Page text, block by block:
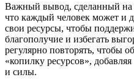
Важный вывод, сделанный на
что каждый человек может и
свои ресурсы, чтобы
благополучие и избегать
регулярно повторять, чтобы
«копилку ресурсов»,
и силы.